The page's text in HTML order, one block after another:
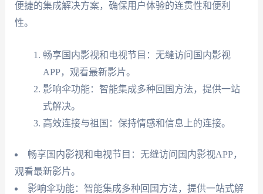
便捷的集成解决方案，确保用户体验的连贯性和便利
性。
畅享国内影视和电视节目：无缝访问国内影视
APP，观看最新影片。
影响伞功能：智能集成多种回国方法，提供一站
式解决。
高效连接与祖国：保持情感和信息上的连接。
畅享国内影视和电视节目：无缝访问国内影视APP，
观看最新影片。
影响伞功能：智能集成多种回国方法，提供一站式解